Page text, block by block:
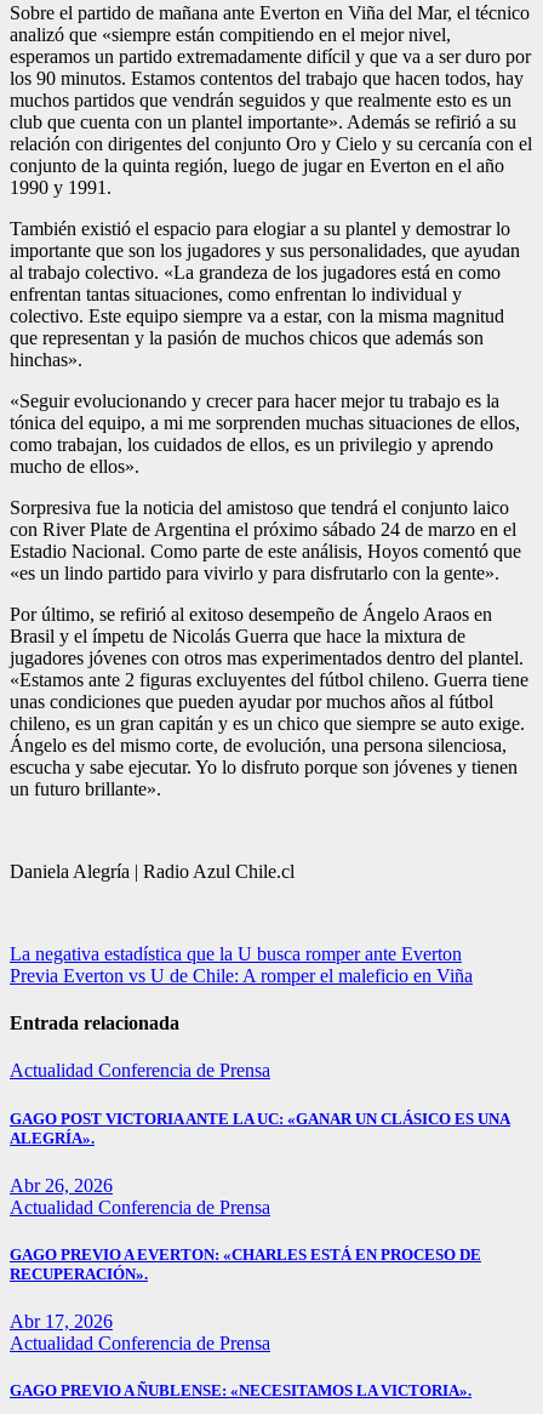
Sobre el partido de mañana ante Everton en Viña del Mar, el técnico
analizó que «siempre están compitiendo en el mejor nivel,
esperamos un partido extremadamente difícil y que va a ser duro por
los 90 minutos. Estamos contentos del trabajo que hacen todos, hay
muchos partidos que vendrán seguidos y que realmente esto es un
club que cuenta con un plantel importante». Además se refirió a su
relación con dirigentes del conjunto Oro y Cielo y su cercanía con el
conjunto de la quinta región, luego de jugar en Everton en el año
1990 y 1991.
También existió el espacio para elogiar a su plantel y demostrar lo
importante que son los jugadores y sus personalidades, que ayudan
al trabajo colectivo. «La grandeza de los jugadores está en como
enfrentan tantas situaciones, como enfrentan lo individual y
colectivo. Este equipo siempre va a estar, con la misma magnitud
que representan y la pasión de muchos chicos que además son
hinchas».
«Seguir evolucionando y crecer para hacer mejor tu trabajo es la
tónica del equipo, a mi me sorprenden muchas situaciones de ellos,
como trabajan, los cuidados de ellos, es un privilegio y aprendo
mucho de ellos».
Sorpresiva fue la noticia del amistoso que tendrá el conjunto laico
con River Plate de Argentina el próximo sábado 24 de marzo en el
Estadio Nacional. Como parte de este análisis, Hoyos comentó que
«es un lindo partido para vivirlo y para disfrutarlo con la gente».
Por último, se refirió al exitoso desempeño de Ángelo Araos en
Brasil y el ímpetu de Nicolás Guerra que hace la mixtura de
jugadores jóvenes con otros mas experimentados dentro del plantel.
«Estamos ante 2 figuras excluyentes del fútbol chileno. Guerra tiene
unas condiciones que pueden ayudar por muchos años al fútbol
chileno, es un gran capitán y es un chico que siempre se auto exige.
Ángelo es del mismo corte, de evolución, una persona silenciosa,
escucha y sabe ejecutar. Yo lo disfruto porque son jóvenes y tienen
un futuro brillante».
Daniela Alegría | Radio Azul Chile.cl
Navegación
de
entradas
La negativa estadística que la U busca romper ante Everton
Previa Everton vs U de Chile: A romper el maleficio en Viña
Entrada relacionada
Actualidad Conferencia de Prensa
GAGO POST VICTORIA ANTE LA UC: «GANAR UN CLÁSICO ES UNA
ALEGRÍA».
Abr 26, 2026
Actualidad Conferencia de Prensa
GAGO PREVIO A EVERTON: «CHARLES ESTÁ EN PROCESO DE
RECUPERACIÓN».
Abr 17, 2026
Actualidad Conferencia de Prensa
GAGO PREVIO A ÑUBLENSE: «NECESITAMOS LA VICTORIA».